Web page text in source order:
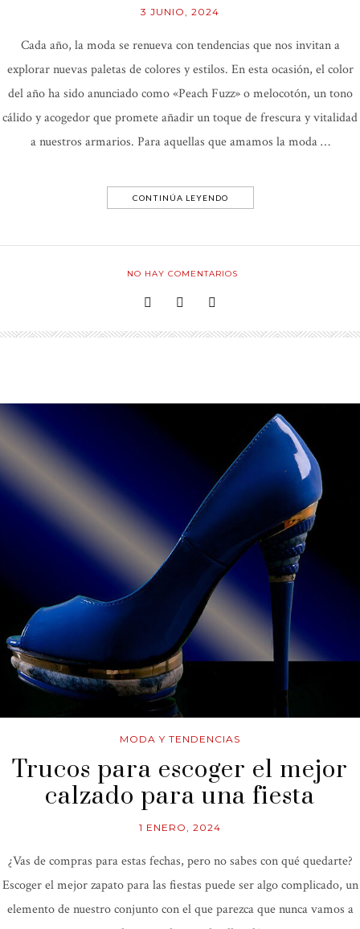
3 JUNIO, 2024
Cada año, la moda se renueva con tendencias que nos invitan a
explorar nuevas paletas de colores y estilos. En esta ocasión, el color
del año ha sido anunciado como «Peach Fuzz» o melocotón, un tono
cálido y acogedor que promete añadir un toque de frescura y vitalidad
a nuestros armarios. Para aquellas que amamos la moda …
CONTINÚA LEYENDO
NO HAY COMENTARIOS
MODA Y TENDENCIAS
Trucos para escoger el mejor
calzado para una fiesta
1 ENERO, 2024
¿Vas de compras para estas fechas, pero no sabes con qué quedarte?
Escoger el mejor zapato para las fiestas puede ser algo complicado, un
elemento de nuestro conjunto con el que parezca que nunca vamos a